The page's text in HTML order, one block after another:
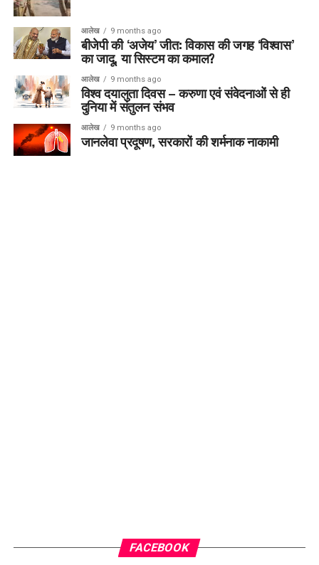
आलेख 9 months ago
बीजेपी की ‘अजेय’ जीत: विकास की जगह ‘विश्वास’
का जादू, या सिस्टम का कमाल?
आलेख 9 months ago
विश्व दयालुता दिवस – करुणा एवं संवेदनाओं से ही
दुनिया में संतुलन संभव
आलेख 9 months ago
जानलेवा प्रदूषण, सरकारों की शर्मनाक नाकामी
FACEBOOK